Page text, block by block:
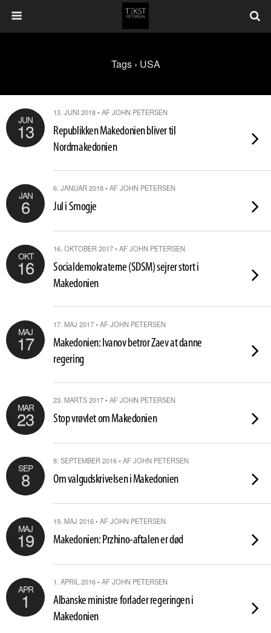
Tags › USA
JUN
13
13. JUNI 2018 • AF JOHN PETERSEN
Republikken Makedonien bliver til
Nordmakedonien
JAN
6
6. JANUAR 2018 • AF JOHN PETERSEN
Jul i Smogje
OKT
16
16. OKTOBER 2017 • AF JOHN PETERSEN
Socialdemokraterne (SDSM) sejrer stort i
Makedonien
MAJ
17
17. MAJ 2017 • AF JOHN PETERSEN
Makedonien: Ivanov betror Zaev at danne
regering
MAR
23
23. MARTS 2017 • AF JOHN PETERSEN
Stop vrøvlet om Makedonien
SEP
8
8. SEPTEMBER 2016 • AF JOHN PETERSEN
Om valgudskrivelsen i Makedonien
MAJ
19
19. MAJ 2016 • AF JOHN PETERSEN
Makedonien: Przhino-aftalen er død
APR
1
1. APRIL 2016 • AF JOHN PETERSEN
Albanske ministre forlader regeringen i
Makedonien